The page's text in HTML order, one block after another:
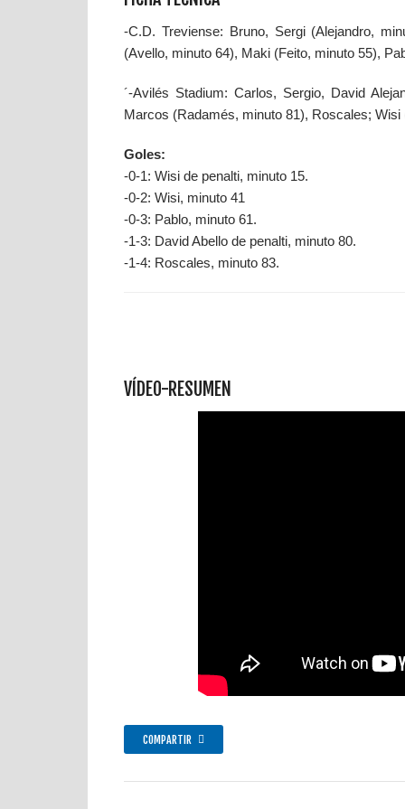
-C.D. Treviense: Bruno, Sergi (Alejandro,
(Avello, minuto 64), Maki (Feito, minuto 55),
´-Avilés Stadium: Carlos, Sergio, David
Marcos (Radamés, minuto 81), Roscales;
Goles:
-0-1: Wisi de penalti, minuto 15.
-0-2: Wisi, minuto 41
-0-3: Pablo, minuto 61.
-1-3: David Abello de penalti, minuto 80.
-1-4: Roscales, minuto 83.
VÍDEO-RESUMEN
COMPARTIR